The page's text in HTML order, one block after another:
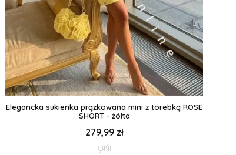
Elegancka sukienka prążkowana mini z torebką ROSE
SHORT - żółta
279,99 zł
UNI